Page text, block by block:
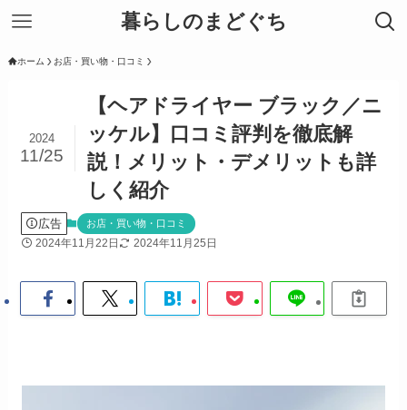
暮らしのまどぐち
ホーム お店・買い物・口コミ
【ヘアドライヤー ブラック／ニ
ッケル】口コミ評判を徹底解
説！メリット・デメリットも詳
しく紹介
2024
11/25
広告 お店・買い物・口コミ
2024年11月22日 2024年11月25日